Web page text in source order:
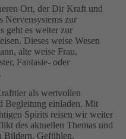
Ort, der Dir Kraft und
Nervensystems zur
geht es weiter zur
Dieses weise Wesen
alte weise Frau,
Fantasie- oder
als wertvollen
Begleitung einladen. Mit
Spirits reisen wir weiter
des aktuellen Themas und
Bildern, Gefühlen,